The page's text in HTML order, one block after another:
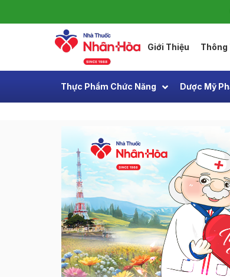
Giới Thiệu Thông
Thực Phẩm Chức Năng Dược Mỹ